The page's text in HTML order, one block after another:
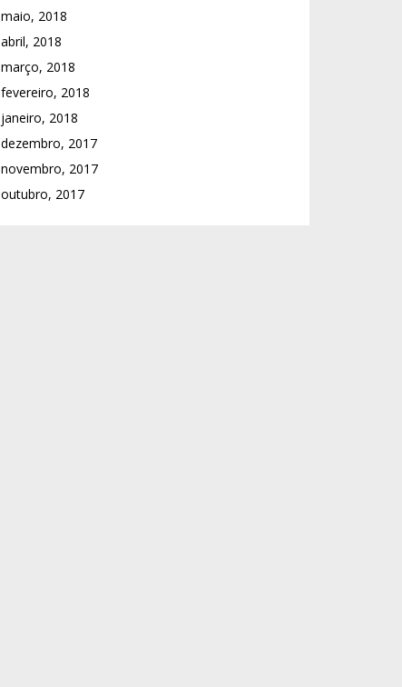
maio, 2018
abril, 2018
março, 2018
fevereiro, 2018
janeiro, 2018
dezembro, 2017
novembro, 2017
outubro, 2017